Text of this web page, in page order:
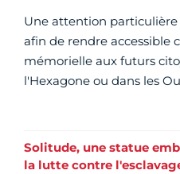
Une attention particulière
afin de rendre accessible
mémorielle aux futurs
l'Hexagone ou dans les
Solitude, une statue
la lutte contre